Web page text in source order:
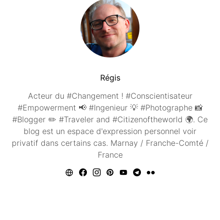
Régis
Acteur du #Changement ! #Conscientisateur
#Empowerment 📢 #Ingenieur 💡 #Photographe 📸
#Blogger ✏️ #Traveler and #Citizenoftheworld 🌍. Ce
blog est un espace d'expression personnel voir
privatif dans certains cas. Marnay / Franche-Comté /
France